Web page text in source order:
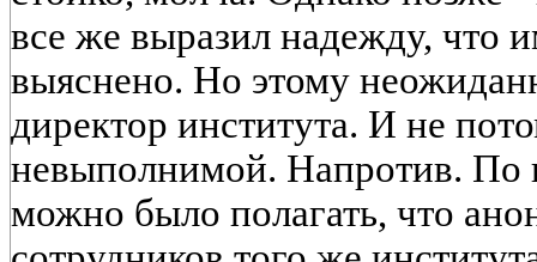
все же выразил надежду, что
выяснено. Но этому
директор института. И не
невыполнимой. Напротив. По
можно было полагать, что